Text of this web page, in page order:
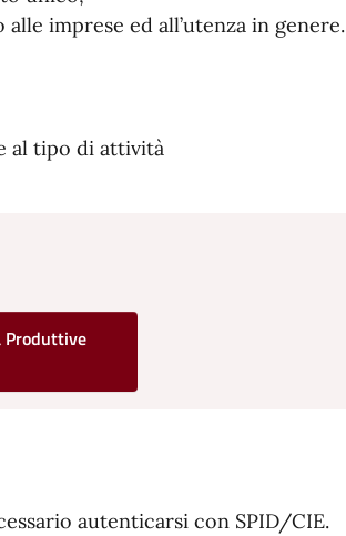
alle imprese ed all’utenza in genere.
al tipo di attività
Produttive
autenticarsi con SPID/CIE.